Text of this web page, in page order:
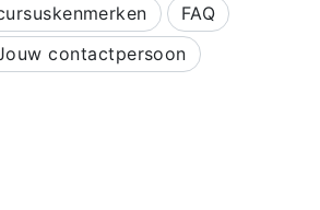
FAQ
contactpersoon